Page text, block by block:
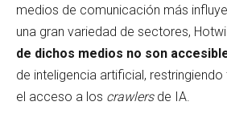
medios de comunicación más
una gran variedad de sectores,
de dichos medios no son
de inteligencia artificial,
el acceso a los crawlersde IA.